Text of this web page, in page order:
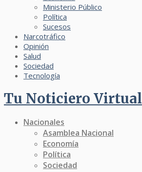
Ministerio Público
Política
Sucesos
Narcotráfico
Opinión
Salud
Sociedad
Tecnología
Tu Noticiero Virtual
Nacionales
Asamblea Nacional
Economía
Política
Sociedad